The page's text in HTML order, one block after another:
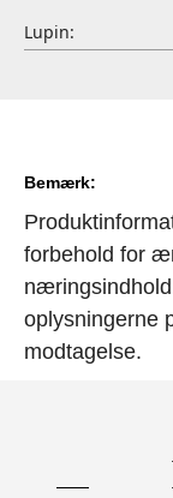
Lupin:
Bemærk:
forbehold for
oplysningerne
modtagelse.